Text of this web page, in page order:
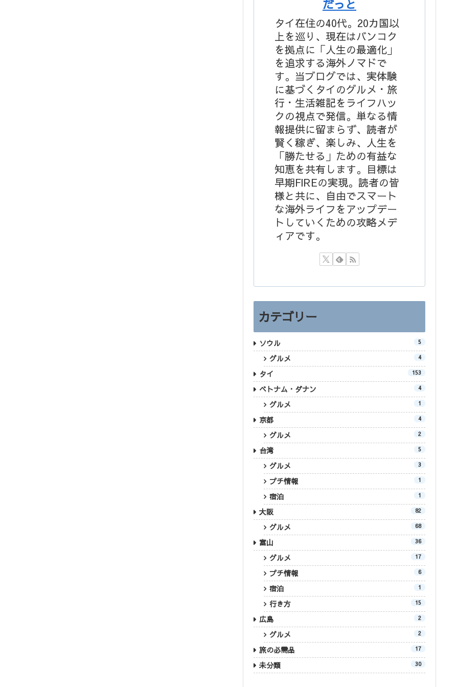
だっと
タイ在住の40代。20カ国以
上を巡り、現在はバンコク
を拠点に「人生の最適化」
を追求する海外ノマドで
す。当ブログでは、実体験
に基づくタイのグルメ・旅
行・生活雑記をライフハッ
クの視点で発信。単なる情
報提供に留まらず、読者が
賢く稼ぎ、楽しみ、人生を
「勝たせる」ための有益な
知恵を共有します。目標は
早期FIREの実現。読者の皆
様と共に、自由でスマート
な海外ライフをアップデー
トしていくための攻略メデ
ィアです。
カテゴリー
ソウル 5
グルメ 4
タイ 153
ベトナム・ダナン 4
グルメ 1
京都 4
グルメ 2
台湾 5
グルメ 3
プチ情報 1
宿泊 1
大阪 82
グルメ 68
富山 36
グルメ 17
プチ情報 6
宿泊 1
行き方 15
広島 2
グルメ 2
旅の必需品 17
未分類 30